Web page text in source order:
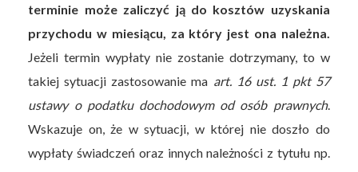
terminie może zaliczyć ją do kosztów uzyskania
przychodu w miesiącu, za który jest ona należna.
Jeżeli termin wypłaty nie zostanie dotrzymany, to w
takiej sytuacji zastosowanie ma art. 16 ust. 1 pkt 57
ustawy o podatku dochodowym od osób prawnych.
Wskazuje on, że w sytuacji, w której nie doszło do
wypłaty świadczeń oraz innych należności z tytułu np.